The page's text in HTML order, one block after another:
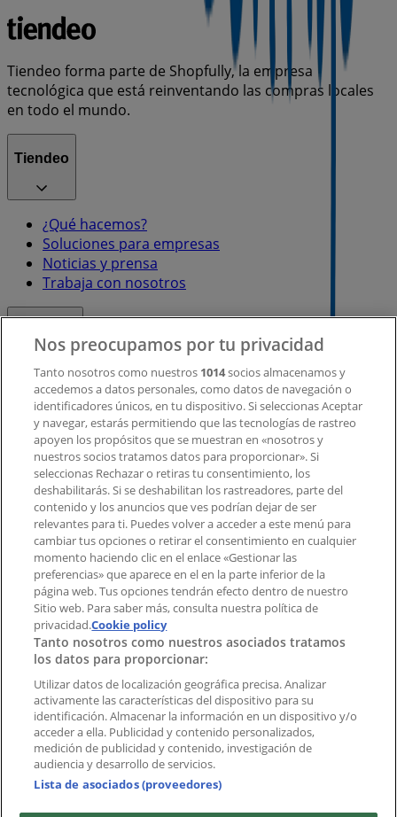
Tiendeo forma parte de Shopfully, la empresa
tecnológica que está reinventando las compras locales
en todo el mundo.
Tiendeo
¿Qué hacemos?
Soluciones para empresas
Noticias y prensa
Trabaja con nosotros
Contacto comercial y de marketing
Tienda mal colocada en el mapa
Notificar un folleto
¿Encontraste un problema en la web o en la
aplicación?
Índices
Marcas
Marcas locales
Negocios
Negocios cercanos
Productos
Productos locales
Ciudades
Descargar la APP Tiendeo
Nos preocupamos por tu privacidad
Tanto nosotros como nuestros 1014socios almacenamos y
accedemos a datos personales, como datos de navegación o
identificadores únicos, en tu dispositivo. Si seleccionas Aceptar
y navegar, estarás permitiendo que las tecnologías de rastreo
apoyen los propósitos que se muestran en «nosotros y
nuestros socios tratamos datos para proporcionar». Si
seleccionas Rechazar o retiras tu consentimiento, los
deshabilitarás. Si se deshabilitan los rastreadores, parte del
contenido y los anuncios que ves podrían dejar de ser
relevantes para ti. Puedes volver a acceder a este menú para
cambiar tus opciones o retirar el consentimiento en cualquier
momento haciendo clic en el enlace «Gestionar las
preferencias» que aparece en el en la parte inferior de la
página web. Tus opciones tendrán efecto dentro de nuestro
Sitio web. Para saber más, consulta nuestra política de
privacidad.Cookie policy
Tanto nosotros como nuestros asociados tratamos
los datos para proporcionar:
Utilizar datos de localización geográfica precisa. Analizar
activamente las características del dispositivo para su
identificación. Almacenar la información en un dispositivo y/o
acceder a ella. Publicidad y contenido personalizados,
medición de publicidad y contenido, investigación de
audiencia y desarrollo de servicios.
Lista de asociados (proveedores)